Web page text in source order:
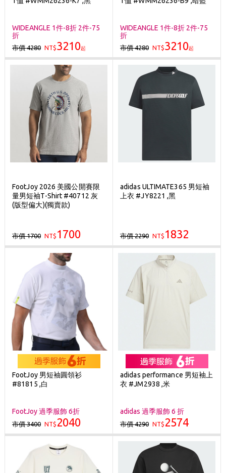
WIDEANGLE 1件-8折 2件-75
折
市價 4280 NT$3210起
WIDEANGLE 1件-8折 2件-75
折
市價 4280 NT$3210起
FootJoy 2026 美國公開賽限
量男短袖T-Shirt #40712 灰
(版型偏大)(獨賣款)
市價 1700 NT$ 1700
adidas ULTIMATE365 男短袖
上衣 #JY8221 ,黑
市價 2290 NT$ 1832
FootJoy 男短袖圓領衫
#81815 ,白
FootJoy 過季服飾 6折
市價 3400 NT$ 2040
adidas performance 男短袖上
衣 #JM2938 ,米
adidas 過季服飾 6 折
市價 4290 NT$ 2574